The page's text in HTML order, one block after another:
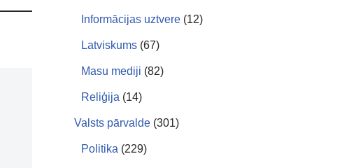
Informācijas uztvere (12)
Latviskums (67)
Masu mediji (82)
Reliģija (14)
Valsts pārvalde (301)
Politika (229)